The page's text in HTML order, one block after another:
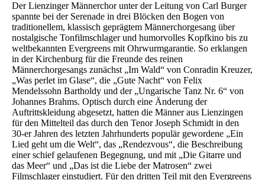
Der Lienzinger Männerchor unter der Leitung von Carl Burger
spannte bei der Serenade in drei Blöcken den Bogen von
traditionellem, klassisch geprägtem Männerchorgesang über
nostalgische Tonfilmschlager und humorvolles Kopfkino bis zu
weltbekannten Evergreens mit Ohrwurmgarantie. So erklangen
in der Kirchenburg für die Freunde des reinen
Männerchorgesangs zunächst „Im Wald“ von Conradin Kreuzer,
„Was perlet im Glase“, die „Gute Nacht“ von Felix
Mendelssohn Bartholdy und der „Ungarische Tanz Nr. 6“ von
Johannes Brahms. Optisch durch eine Änderung der
Auftrittskleidung abgesetzt, hatten die Männer aus Lienzingen
für den Mittelteil das durch den Tenor Joseph Schmidt in den
30-er Jahren des letzten Jahrhunderts populär gewordene „Ein
Lied geht um die Welt“, das „Rendezvous“, die Beschreibung
einer schief gelaufenen Begegnung, und mit „Die Gitarre und
das Meer“ und „Das ist die Liebe der Matrosen“ zwei
Filmschlager einstudiert. Für den dritten Teil mit den Evergreens